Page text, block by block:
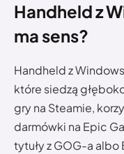
Handheld z
ma sens?
Handheld z
które siedzą
gry na Steamie,
darmówki na Epic
tytuły z GOG-a